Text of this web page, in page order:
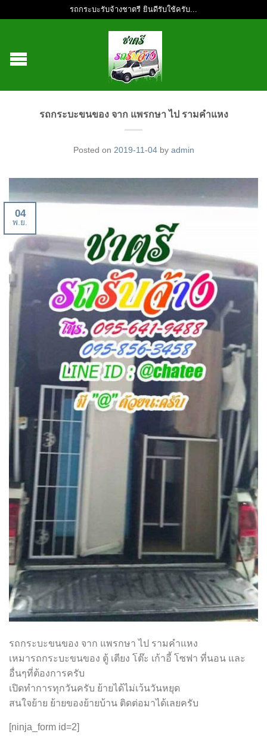
รถกระบะรับจ้างชาตรี ยินดีรับใช้ครับ...
รถกระบะขนของ จาก แพรกษา ไป รามคำแหง
Posted on 2019-11-04by admin
04
พ.ย.
รถกระบะขนของ จาก แพรกษา ไป รามคำแหง
เหมารถกระบะขนของ ตู้ เตียง โต๊ะ เก้าอี้ โซฟา ที่นอน และ
อื่นๆที่ต้องการครับ
เปิดทำการทุกวันครับ ย้ายได้ไม่เว้นวันหยุด
สนใจย้าย ย้ายของย้ายบ้าน ติดต่อมาได้เลยครับ
[ninja_form id=2]